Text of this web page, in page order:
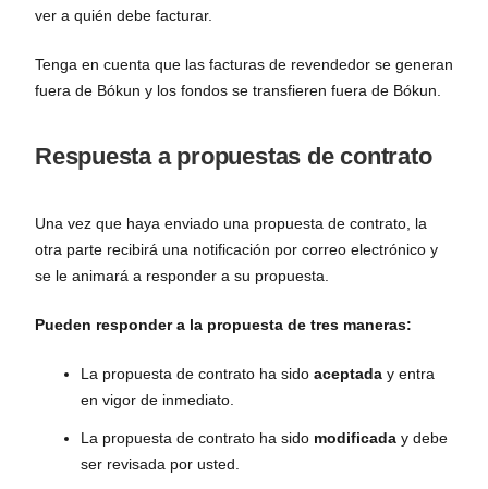
ver a quién debe facturar.
Tenga en cuenta que las facturas de revendedor se generan
fuera de Bókun y los fondos se transfieren fuera de Bókun.
Respuesta a propuestas de contrato
Una vez que haya enviado una propuesta de contrato, la
otra parte recibirá una notificación por correo electrónico y
se le animará a responder a su propuesta.
Pueden responder a la propuesta de tres maneras:
La propuesta de contrato ha sido aceptada y entra
en vigor de inmediato.
La propuesta de contrato ha sido modificada y debe
ser revisada por usted.